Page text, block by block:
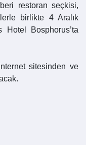
restoran seçkisi,
birlikte 4 Aralık
Hotel Bosphorus’ta
sitesinden ve